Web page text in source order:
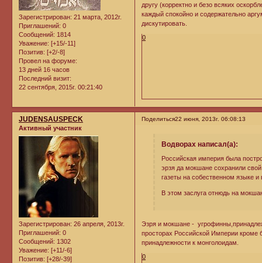
Зарегистрирован: 21 марта, 2012г.
Приглашений: 0
Сообщений: 1814
Уважение: [+15/-11]
Позитив: [+2/-8]
Провел на форуме:
13 дней 16 часов
Последний визит:
22 сентября, 2015г. 00:21:40
другу (корректно и безо всяких
каждый спокойно и содержательно
дискутировать.
0
Поделиться22 июня, 2013г. 06:08:13
JUDENSAUSPECK
Активный участник
Зарегистрирован: 26 апреля, 2013г.
Приглашений: 0
Сообщений: 1302
Уважение: [+11/-6]
Позитив: [+28/-39]
Водворах написал(а):
Российская империя была
эрзя да мокшане сохранили
газеты на собественном языке
В этом заслуга отнюдь на
Эзря и мокшане -
просторах Российской Империи кроме
принадлежности к монголоидам.
0